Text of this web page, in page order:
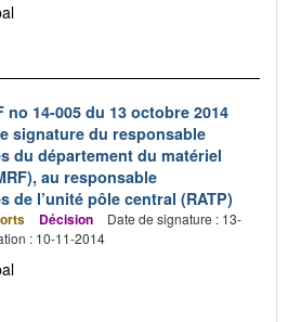
no 14-005 du 13 octobre 2014
signature du responsable
du département du matériel
au responsable
de l’unité pôle central (RATP)
Décision
Date de signature : 13-
: 10-11-2014